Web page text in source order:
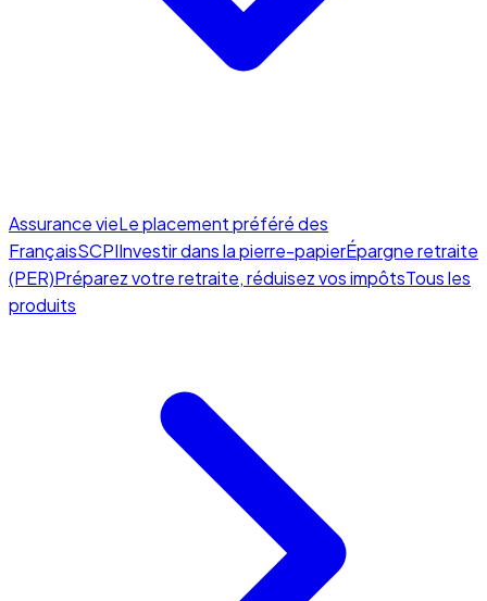
Assurance vieLe placement préféré des
FrançaisSCPIInvestir dans la pierre-papierÉpargne retraite
(PER)Préparez votre retraite, réduisez vos impôtsTous les
produits